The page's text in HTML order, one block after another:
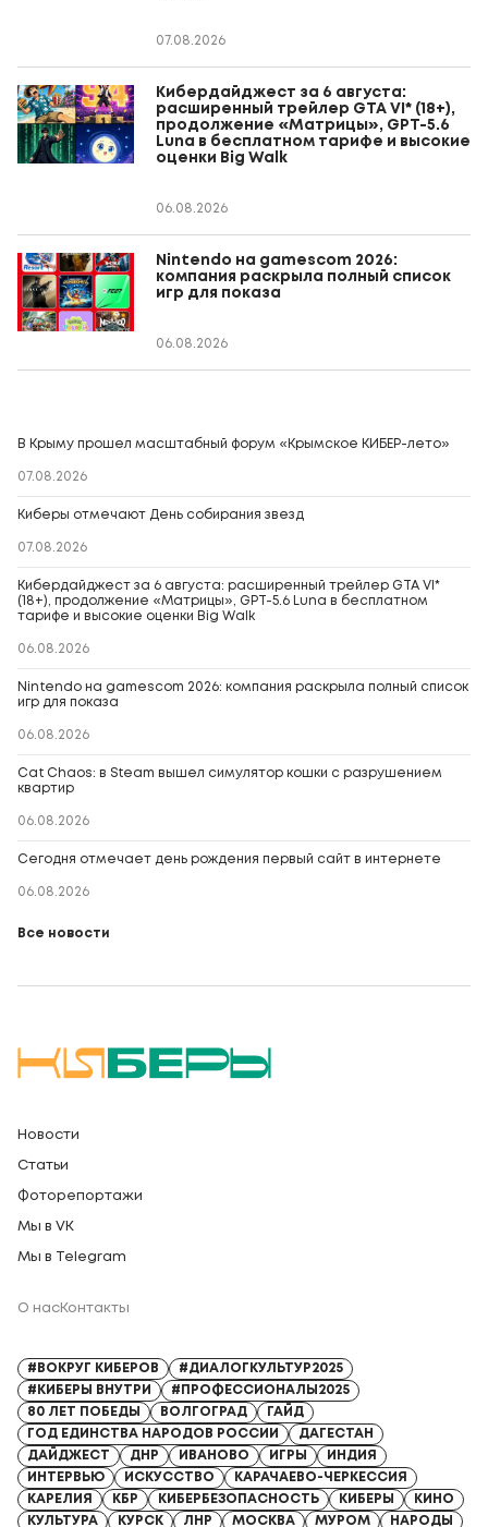
07.08.2026
Кибердайджест за 6 августа:
расширенный трейлер GTA VI* (18+),
продолжение «Матрицы», GPT-5.6
Luna в бесплатном тарифе и высокие
оценки Big Walk
06.08.2026
Nintendo на gamescom 2026:
компания раскрыла полный список
игр для показа
06.08.2026
В Крыму прошел масштабный форум «Крымское КИБЕР-лето»
07.08.2026
Киберы отмечают День собирания звезд
07.08.2026
Кибердайджест за 6 августа: расширенный трейлер GTA VI*
(18+), продолжение «Матрицы», GPT-5.6 Luna в бесплатном
тарифе и высокие оценки Big Walk
06.08.2026
Nintendo на gamescom 2026: компания раскрыла полный список
игр для показа
06.08.2026
Cat Chaos: в Steam вышел симулятор кошки с разрушением
квартир
06.08.2026
Сегодня отмечает день рождения первый сайт в интернете
06.08.2026
Все новости
Новости
Статьи
Фоторепортажи
Мы в VK
Мы в Telegram
О насКонтакты
#ВОКРУГ КИБЕРОВ
#ДИАЛОГКУЛЬТУР2025
#КИБЕРЫ ВНУТРИ
#ПРОФЕССИОНАЛЫ2025
80 ЛЕТ ПОБЕДЫ
ВОЛГОГРАД
ГАЙД
ГОД ЕДИНСТВА НАРОДОВ РОССИИ
ДАГЕСТАН
ДАЙДЖЕСТ
ДНР ИВАНОВО ИГРЫ
ИНДИЯ
ИНТЕРВЬЮ
ИСКУССТВО
КАРАЧАЕВО-ЧЕРКЕССИЯ
КАРЕЛИЯ
КБР КИБЕРБЕЗОПАСНОСТЬ КИБЕРЫ
КИНО
КУЛЬТУРА
КУРСК ЛНР МОСКВА МУРОМ НАРОДЫ